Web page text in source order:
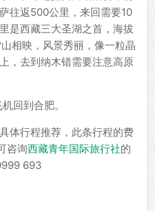
往返500公里，来回需要10
是西藏三大圣湖之首，海拔
相映，风景秀丽，像一粒晶
，去到纳木错需要注意高原
回到合肥。
体行程推荐，此条行程的费
咨询西藏青年国际旅行社的
693